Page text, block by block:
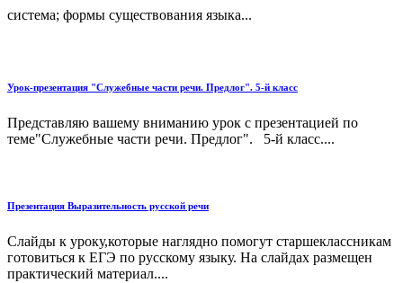
система; формы существования языка...
Урок-презентация "Служебные части речи. Предлог". 5-й класс
Представляю вашему вниманию урок с презентацией по
теме"Служебные части речи. Предлог". 5-й класс....
Презентация Выразительность русской речи
Слайды к уроку,которые наглядно помогут старшеклассникам
готовиться к ЕГЭ по русскому языку. На слайдах размещен
практический материал....